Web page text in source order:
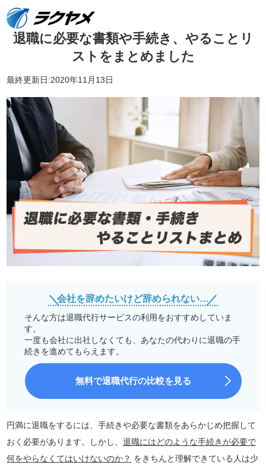
退職に必要な書類や手続き、やることリ
ストをまとめました
最終更新日:2020年11月13日
会社を辞めたいけど辞められない…
そんな方は退職代行サービスの利用をおすすめしていま
す。
一度も会社に出社しなくても、あなたの代わりに退職の手
続きを進めてもらえます。
無料で退職代行の比較を見る
円満に退職をするには、手続きや必要な書類をあらかじめ把握して
おく必要があります。しかし、退職にはどのような手続きが必要で
何をやらなくてはいけないのか？ をきちんと理解できている人は少